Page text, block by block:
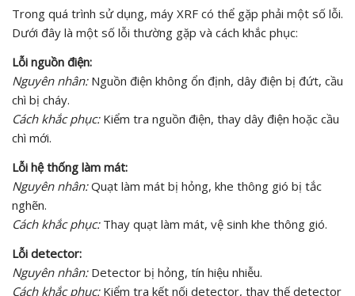
Trong quá trình sử dụng, máy XRF có thể gặp phải một số lỗi.
Dưới đây là một số lỗi thường gặp và cách khắc phục:
Lỗi nguồn điện:
Nguyên nhân:Nguồn điện không ổn định, dây điện bị đứt, cầu
chì bị cháy.
Cách khắc phục:Kiểm tra nguồn điện, thay dây điện hoặc cầu
chì mới.
Lỗi hệ thống làm mát:
Nguyên nhân:Quạt làm mát bị hỏng, khe thông gió bị tắc
nghẽn.
Cách khắc phục:Thay quạt làm mát, vệ sinh khe thông gió.
Lỗi detector:
Nguyên nhân:Detector bị hỏng, tín hiệu nhiễu.
Cách khắc phục:Kiểm tra kết nối detector, thay thế detector